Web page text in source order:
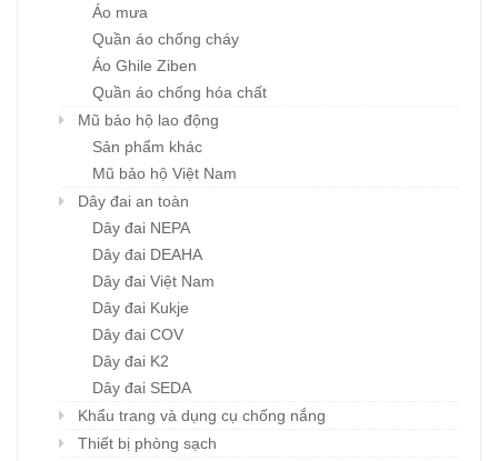
Áo mưa
Quần áo chống cháy
Áo Ghile Ziben
Quần áo chống hóa chất
Mũ bảo hộ lao động
Sản phẩm khác
Mũ bảo hộ Việt Nam
Dây đai an toàn
Dây đai NEPA
Dây đai DEAHA
Dây đai Việt Nam
Dây đai Kukje
Dây đai COV
Dây đai K2
Dây đai SEDA
Khẩu trang và dụng cụ chống nắng
Thiết bị phòng sạch